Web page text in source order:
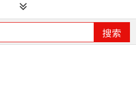
四川
陕西
甘肃
搜索